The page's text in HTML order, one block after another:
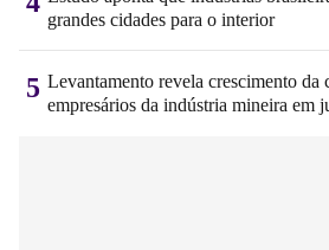
grandes cidades para o interior
5 Levantamento revela crescimento da
empresários da indústria mineira em